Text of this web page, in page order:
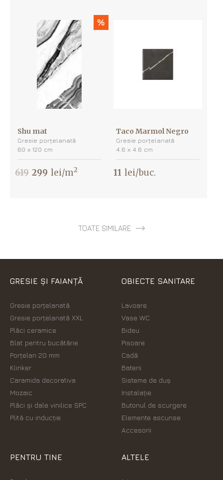
%
Shu mat
Gresie porțelanată
60 х 120 cm
619 299 lei/m2
Taco Marmol Negro
Gresie porțelanată
4.6 х 4.6 cm
11 lei/buc.
TOATE SIMILARE
GRESIE ȘI FAIANȚĂ
Gresie porțelanată
Gresie porțelanată XXL
Plăci ceramice
Blat pentru bucătărie
Porțelan 20 mm
Klinker
Caramida decorativa
Mozaic
Plăci şi dale vinilice SPC
Plită cu inducție
OBIECTE SANITARE
Lavoare
Vase WC
Bideu
Pisoare
Cadă
Baterii
Sisteme de duș
Instalație
Butonul de scurgere
Elemente ascunse
Accesorii
PENTRU TINE ALTELE